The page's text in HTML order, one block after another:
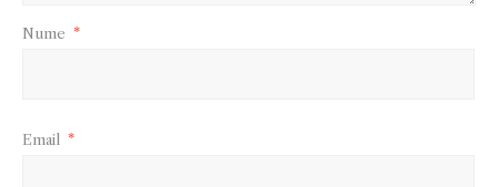
Nume *
Email *